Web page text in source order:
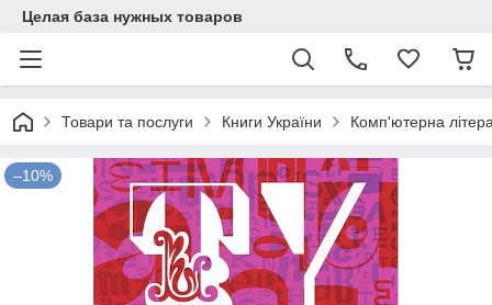
Целая база нужных товаров
Товари та послуги Книги України Комп'ютерна
–10%